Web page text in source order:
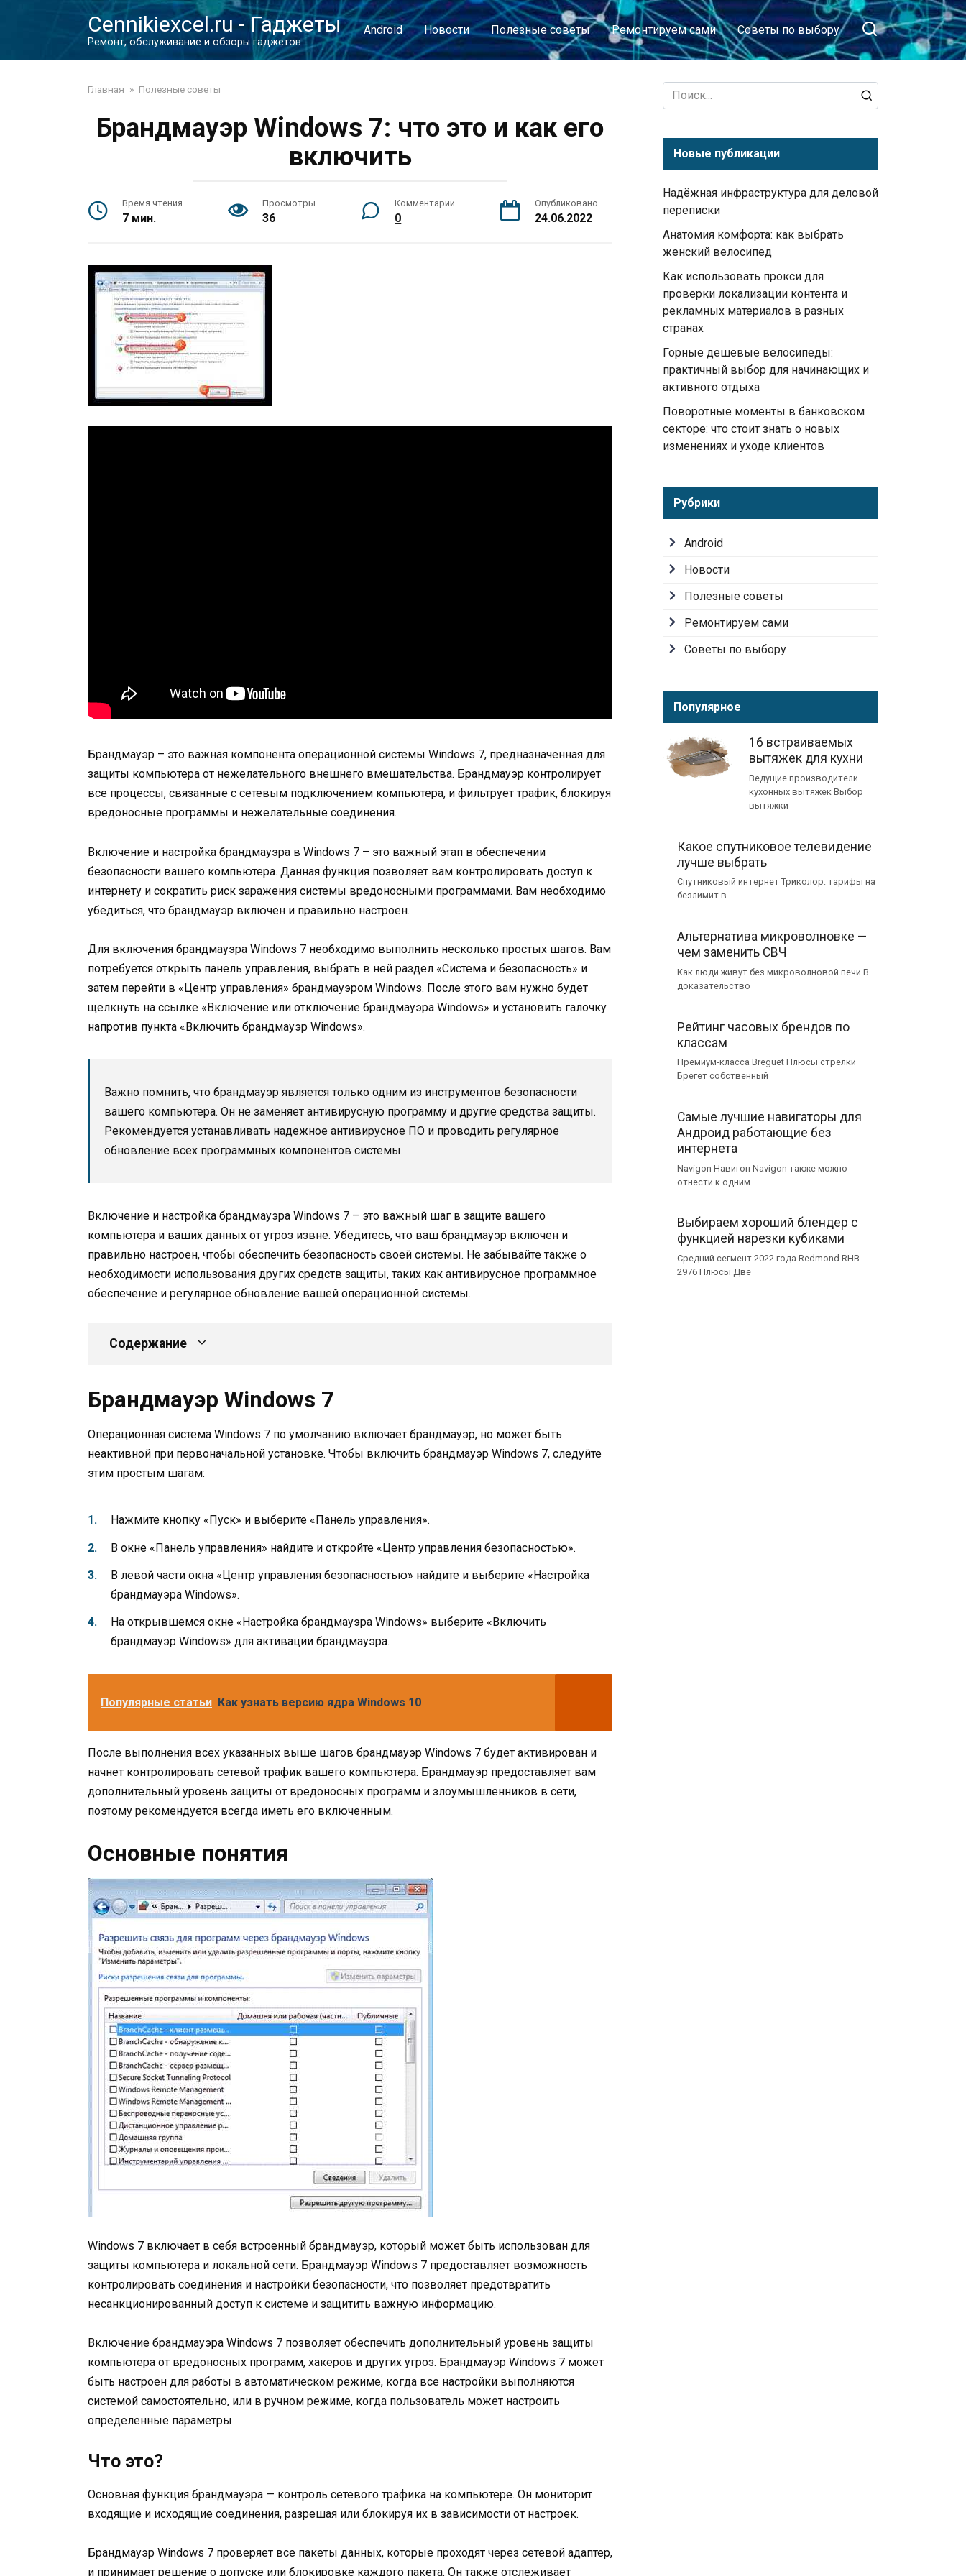
Cennikiexcel.ru - Гаджеты
Ремонт, обслуживание и обзоры гаджетов
Android Новости Полезные советы Ремонтируем сами Советы по выбору
Главная » Полезные советы
Брандмауэр Windows 7: что это и как его
включить
Время чтения
7 мин.
Просмотры
36
Комментарии
0
Опубликовано
24.06.2022
Брандмауэр – это важная компонента операционной системы Windows 7, предназначенная для
защиты компьютера от нежелательного внешнего вмешательства. Брандмауэр контролирует
все процессы, связанные с сетевым подключением компьютера, и фильтрует трафик, блокируя
вредоносные программы и нежелательные соединения.
Включение и настройка брандмауэра в Windows 7 – это важный этап в обеспечении
безопасности вашего компьютера. Данная функция позволяет вам контролировать доступ к
интернету и сократить риск заражения системы вредоносными программами. Вам необходимо
убедиться, что брандмауэр включен и правильно настроен.
Для включения брандмауэра Windows 7 необходимо выполнить несколько простых шагов. Вам
потребуется открыть панель управления, выбрать в ней раздел «Система и безопасность» и
затем перейти в «Центр управления» брандмауэром Windows. После этого вам нужно будет
щелкнуть на ссылке «Включение или отключение брандмауэра Windows» и установить галочку
напротив пункта «Включить брандмауэр Windows».
Важно помнить, что брандмауэр является только одним из инструментов безопасности
вашего компьютера. Он не заменяет антивирусную программу и другие средства защиты.
Рекомендуется устанавливать надежное антивирусное ПО и проводить регулярное
обновление всех программных компонентов системы.
Включение и настройка брандмауэра Windows 7 – это важный шаг в защите вашего
компьютера и ваших данных от угроз извне. Убедитесь, что ваш брандмауэр включен и
правильно настроен, чтобы обеспечить безопасность своей системы. Не забывайте также о
необходимости использования других средств защиты, таких как антивирусное программное
обеспечение и регулярное обновление вашей операционной системы.
Содержание
Брандмауэр Windows 7
Операционная система Windows 7 по умолчанию включает брандмауэр, но может быть
неактивной при первоначальной установке. Чтобы включить брандмауэр Windows 7, следуйте
этим простым шагам:
Нажмите кнопку «Пуск» и выберите «Панель управления».
В окне «Панель управления» найдите и откройте «Центр управления безопасностью».
В левой части окна «Центр управления безопасностью» найдите и выберите «Настройка
брандмауэра Windows».
На открывшемся окне «Настройка брандмауэра Windows» выберите «Включить
брандмауэр Windows» для активации брандмауэра.
Популярные статьи Как узнать версию ядра Windows 10
После выполнения всех указанных выше шагов брандмауэр Windows 7 будет активирован и
начнет контролировать сетевой трафик вашего компьютера. Брандмауэр предоставляет вам
дополнительный уровень защиты от вредоносных программ и злоумышленников в сети,
поэтому рекомендуется всегда иметь его включенным.
Основные понятия
Windows 7 включает в себя встроенный брандмауэр, который может быть использован для
защиты компьютера и локальной сети. Брандмауэр Windows 7 предоставляет возможность
контролировать соединения и настройки безопасности, что позволяет предотвратить
несанкционированный доступ к системе и защитить важную информацию.
Включение брандмауэра Windows 7 позволяет обеспечить дополнительный уровень защиты
компьютера от вредоносных программ, хакеров и других угроз. Брандмауэр Windows 7 может
быть настроен для работы в автоматическом режиме, когда все настройки выполняются
системой самостоятельно, или в ручном режиме, когда пользователь может настроить
определенные параметры
Что это?
Основная функция брандмауэра — контроль сетевого трафика на компьютере. Он мониторит
входящие и исходящие соединения, разрешая или блокируя их в зависимости от настроек.
Брандмауэр Windows 7 проверяет все пакеты данных, которые проходят через сетевой адаптер,
и принимает решение о допуске или блокировке каждого пакета. Он также отслеживает
Search
for:
Новые публикации
Надёжная инфраструктура для деловой
переписки
Анатомия комфорта: как выбрать
женский велосипед
Как использовать прокси для
проверки локализации контента и
рекламных материалов в разных
странах
Горные дешевые велосипеды:
практичный выбор для начинающих и
активного отдыха
Поворотные моменты в банковском
секторе: что стоит знать о новых
изменениях и уходе клиентов
Рубрики
Android
Новости
Полезные советы
Ремонтируем сами
Советы по выбору
Популярное
16 встраиваемых
вытяжек для кухни
Ведущие производители
кухонных вытяжек Выбор
вытяжки
Какое спутниковое телевидение
лучше выбрать
Спутниковый интернет Триколор: тарифы на
безлимит в
Альтернатива микроволновке —
чем заменить СВЧ
Как люди живут без микроволновой печи В
доказательство
Рейтинг часовых брендов по
классам
Премиум-класса Breguet Плюсы стрелки
Брегет собственный
Самые лучшие навигаторы для
Андроид работающие без
интернета
Navigon Навигон Navigon также можно
отнести к одним
Выбираем хороший блендер с
функцией нарезки кубиками
Средний сегмент 2022 года Redmond RHB-
2976 Плюсы Две